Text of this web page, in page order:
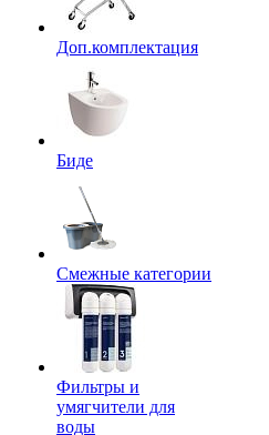
Доп.комплектация
Биде
Смежные категории
Фильтры и
умягчители для
воды